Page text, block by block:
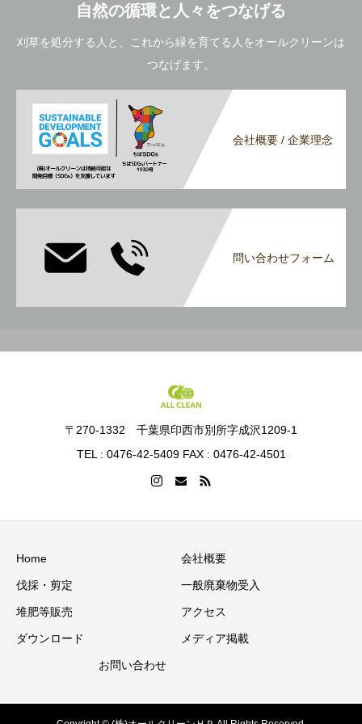
自然の循環と人々をつなげる
刈草を処分する人と、これから緑を育てる人をオールクリーンは
つなげます。
会社概要 / 企業理念
問い合わせフォーム
〒270-1332 千葉県印西市別所字成沢1209-1
TEL : 0476-42-5409 FAX : 0476-42-4501
Home 会社概要
伐採・剪定 一般廃棄物受入
堆肥等販売 アクセス
ダウンロード メディア掲載
お問い合わせ